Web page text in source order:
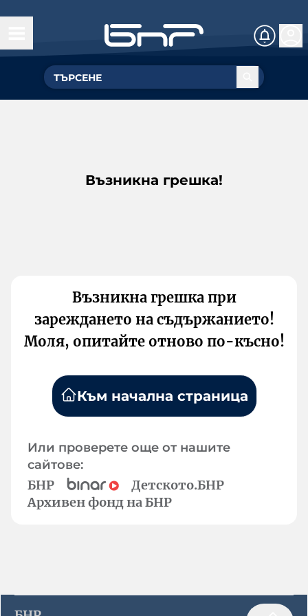
Възникна грешка!
Възникна грешка при
зареждането на съдържанието!
Моля, опитайте отново по-късно!
Към начална страница
Или проверете още от нашите
сайтове:
БНР
Детското.БНР
Архивен фонд на БНР